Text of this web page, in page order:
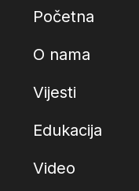
Početna
O nama
Vijesti
Edukacija
Video